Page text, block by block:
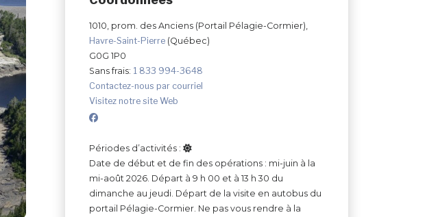
1010, prom. des Anciens (Portail Pélagie-Cormier),
Havre-Saint-Pierre (Québec)
G0G 1P0
Sans frais: 1 833 994-3648
Contactez-nous par courriel
Visitez notre site Web
Périodes d’activités :
Date de début et de fin des opérations : mi-juin à la
mi-août 2026. Départ à 9 h 00 et à 13 h 30 du
dimanche au jeudi. Départ de la visite en autobus du
portail Pélagie-Cormier. Ne pas vous rendre à la